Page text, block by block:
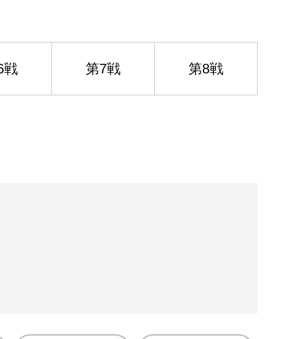
戦 第7戦 第8戦